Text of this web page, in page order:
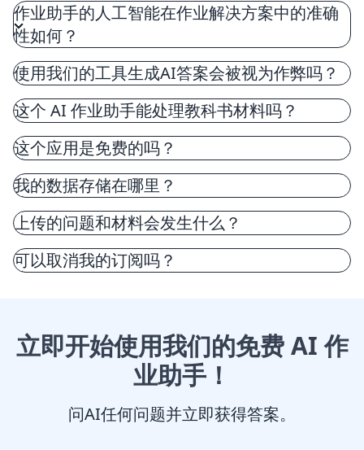
作业助手的人工智能在作业解决方案中的准确
性如何？
使用我们的工具生成AI答案会被视为作弊吗？
这个 AI 作业助手能处理教科书材料吗？
这个应用是免费的吗？
我的数据存储在哪里？
上传的问题和材料会发生什么？
可以取消我的订阅吗？
立即开始使用我们的免费 AI 作
业助手！
问AI任何问题并立即获得答案。